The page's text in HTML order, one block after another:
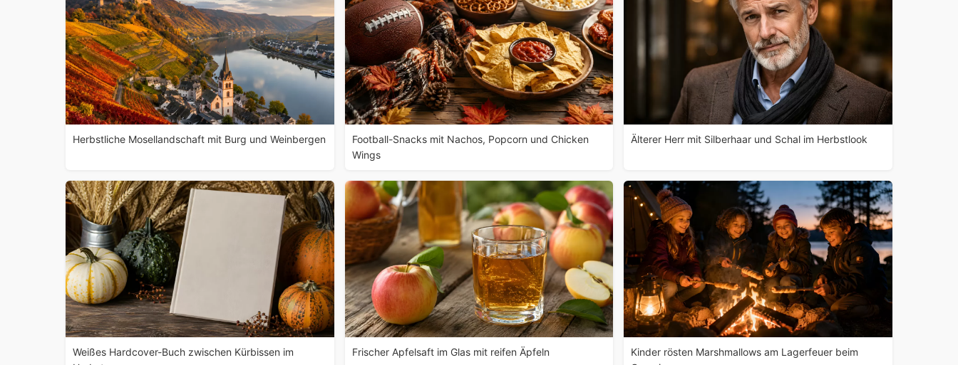
Herbstliche Mosellandschaft mit Burg und Weinbergen
Football-Snacks mit Nachos, Popcorn und Chicken
Wings
Älterer Herr mit Silberhaar und Schal im Herbstlook
Weißes Hardcover-Buch zwischen Kürbissen im
Frischer Apfelsaft im Glas mit reifen Äpfeln
Kinder rösten Marshmallows am Lagerfeuer beim